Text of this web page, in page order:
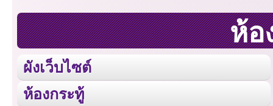
ห้อ
ผังเว็บไซต์
ห้องกระทู้